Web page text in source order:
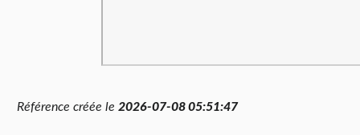
Référence créée le 2026-07-08 05:51:47